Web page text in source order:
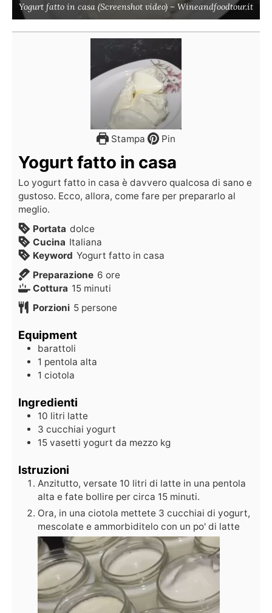
Yogurt fatto in casa (Screenshot video) – Wineandfoodtour.it
Stampa Pin
Yogurt fatto in casa
Lo yogurt fatto in casa è davvero qualcosa di sano e
gustoso. Ecco, allora, come fare per prepararlo al
meglio.
Portata dolce
Cucina Italiana
Keyword Yogurt fatto in casa
Preparazione 6 ore
Cottura 15 minuti
Porzioni 5 persone
Equipment
barattoli
1 pentola alta
1 ciotola
Ingredienti
10 litri latte
3 cucchiai yogurt
15 vasetti yogurt da mezzo kg
Istruzioni
Anzitutto, versate 10 litri di latte in una pentola
alta e fate bollire per circa 15 minuti.
Ora, in una ciotola mettete 3 cucchiai di yogurt,
mescolate e ammorbiditelo con un po' di latte